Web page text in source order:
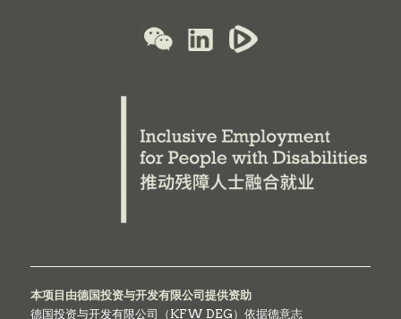
本项目由德国投资与开发有限公司提供资助
德国投资与开发有限公司（KFW DEG）依据德意志